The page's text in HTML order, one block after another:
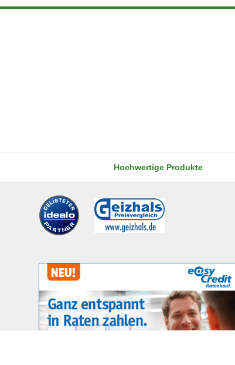
Hochwertige Produkte